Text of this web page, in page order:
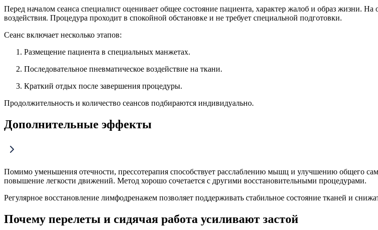
Перед началом сеанса специалист оценивает общее состояние пациента, характер жалоб и образ жизни.
воздействия. Процедура проходит в спокойной обстановке и не требует специальной подготовки.
Сеанс включает несколько этапов:
Размещение пациента в специальных манжетах.
Последовательное пневматическое воздействие на ткани.
Краткий отдых после завершения процедуры.
Продолжительность и количество сеансов подбираются индивидуально.
Дополнительные эффекты
Помимо уменьшения отечности, прессотерапия способствует расслаблению мышц и улучшению общего
повышение легкости движений. Метод хорошо сочетается с другими восстановительными процедурами.
Регулярное восстановление лимфодренажем позволяет поддерживать стабильное состояние тканей и
Почему перелеты и сидячая работа усиливают застой